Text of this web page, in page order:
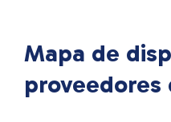
Mapa de